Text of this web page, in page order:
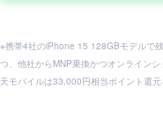
※携帯4社のiPhone 15 128GBモデルで
つ、他社からMNP乗換かつオンライン
天モバイルは33,000円相当ポイント還元